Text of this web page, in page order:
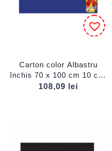
Carton color Albastru
închis 70 x 100 cm 10 coli
DACO CN271A
108,09 lei